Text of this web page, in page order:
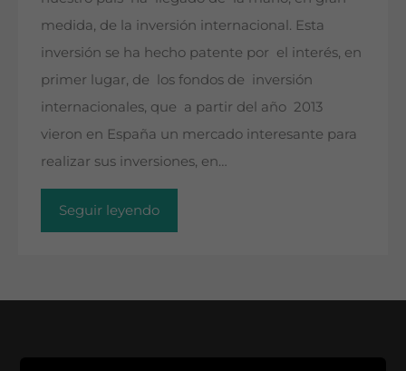
medida, de la inversión internacional. Esta
inversión se ha hecho patente por el interés, en
primer lugar, de los fondos de inversión
internacionales, que a partir del año 2013
vieron en España un mercado interesante para
realizar sus inversiones, en…
Seguir leyendo